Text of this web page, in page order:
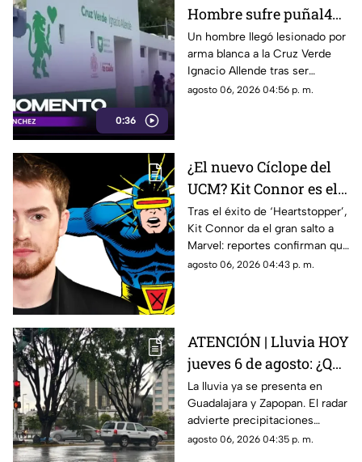
0:36
Hombre sufre puñal4da
en el abdomen tras
agresión en
Guadalajara
Un hombre llegó lesionado por
arma blanca a la Cruz Verde
Ignacio Allende tras ser
agredido por un sujeto.
agosto 06, 2026 04:56 p. m.
¿El nuevo Cíclope del
UCM? Kit Connor es el
elegido para liderar a
los 'X-Men' en Marvel
Studios
Tras el éxito de ‘Heartstopper’,
Kit Connor da el gran salto a
Marvel: reportes confirman que
vestirá el visor de Cíclope en la
agosto 06, 2026 04:43 p. m.
ATENCIÓN | Lluvia HOY
jueves 6 de agosto: ¿Qué
zonas están afectadas
en el Área
Metropolitana de
Guadalajara?
La lluvia ya se presenta en
Guadalajara y Zapopan. El radar
advierte precipitaciones
moderadas a fuertes y
agosto 06, 2026 04:35 p. m.